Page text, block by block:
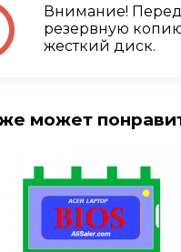
Внимание!
резервную
жесткий диск.
может